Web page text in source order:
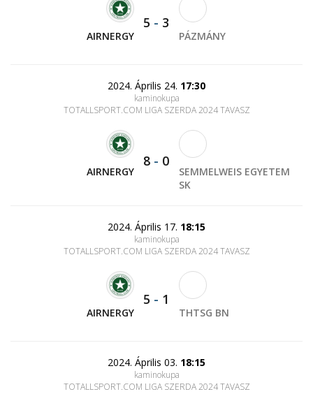
AIRNERGY
5 - 3
PÁZMÁNY
2024. Április 24. 17:30
kaminokupa
TOTALLSPORT.COM LIGA SZERDA 2024 TAVASZ
AIRNERGY
8 - 0
SEMMELWEIS EGYETEM
SK
2024. Április 17. 18:15
kaminokupa
TOTALLSPORT.COM LIGA SZERDA 2024 TAVASZ
AIRNERGY
5 - 1
THTSG BN
2024. Április 03. 18:15
kaminokupa
TOTALLSPORT.COM LIGA SZERDA 2024 TAVASZ